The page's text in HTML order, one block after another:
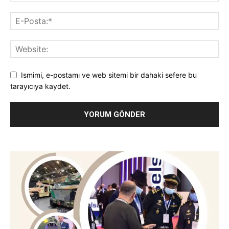
Ismimi, e-postamı ve web sitemi bir dahaki sefere bu
tarayıcıya kaydet.